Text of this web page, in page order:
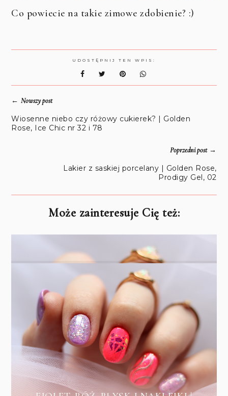
Co powiecie na takie zimowe zdobienie? :)
UDOSTĘPNIJ TEN WPIS:
←Nowszy post
Wiosenne niebo czy różowy cukierek? | Golden
Rose, Ice Chic nr 32 i 78
Poprzedni post→
Lakier z saskiej porcelany | Golden Rose,
Prodigy Gel, 02
Może zainteresuje Cię też: